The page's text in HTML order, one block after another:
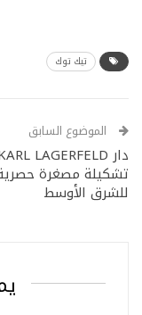
تيك توك
الموضوع السابق
تشكيلة مصغرة
للشرق الأوسط